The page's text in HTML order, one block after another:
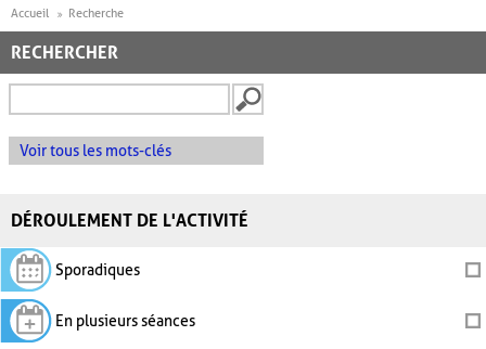
Accueil Recherche
RECHERCHER
Voir tous les mots-clés
DÉROULEMENT DE L'ACTIVITÉ
Sporadiques
En plusieurs séances